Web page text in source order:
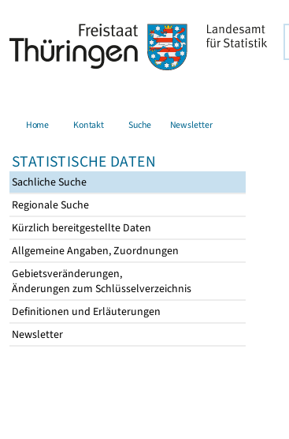
Home Kontakt Suche Newsletter
STATISTISCHE DATEN
Sachliche Suche
Regionale Suche
Kürzlich bereitgestellte Daten
Allgemeine Angaben, Zuordnungen
Gebietsveränderungen,
Änderungen zum Schlüsselverzeichnis
Definitionen und Erläuterungen
Newsletter